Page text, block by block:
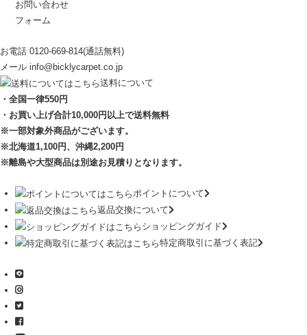
お問い合わせ
フォーム
お電話 0120-669-814(通話無料)
メール info@bicklycarpet.co.jp
送料について
・全国一律550円
・お買い上げ合計10,000円 以上で送料無料
※一部対象外商品がございます。
※北海道1,100円 、沖縄2,200円
※離島や大型商品は別途お見積りとなります。
ポイントについて
返品交換について
ショッピングガイド
特定商取引に基づく表記